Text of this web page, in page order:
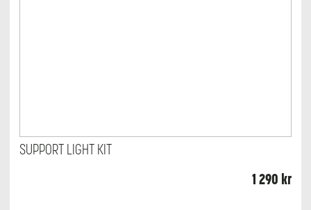
SUPPORT LIGHT KIT
1 290 kr